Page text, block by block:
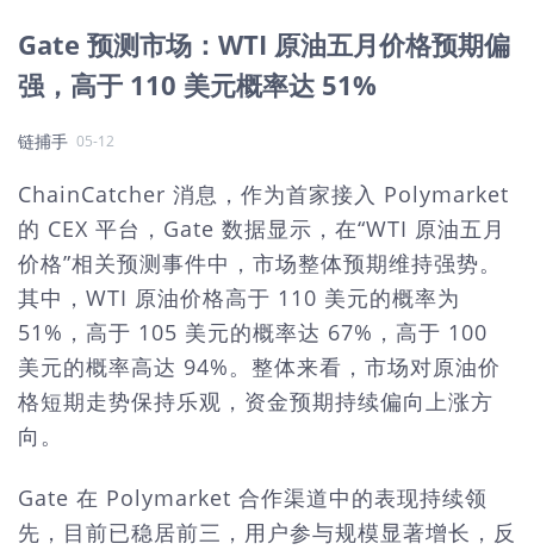
Gate 预测市场：WTI 原油五月价格预期偏
强，高于 110 美元概率达 51%
链捕手 05-12
ChainCatcher 消息，作为首家接入 Polymarket
的 CEX 平台，Gate 数据显示，在“WTI 原油五月
价格”相关预测事件中，市场整体预期维持强势。
其中，WTI 原油价格高于 110 美元的概率为
51%，高于 105 美元的概率达 67%，高于 100
美元的概率高达 94%。整体来看，市场对原油价
格短期走势保持乐观，资金预期持续偏向上涨方
向。
Gate 在 Polymarket 合作渠道中的表现持续领
先，目前已稳居前三，用户参与规模显著增长，反